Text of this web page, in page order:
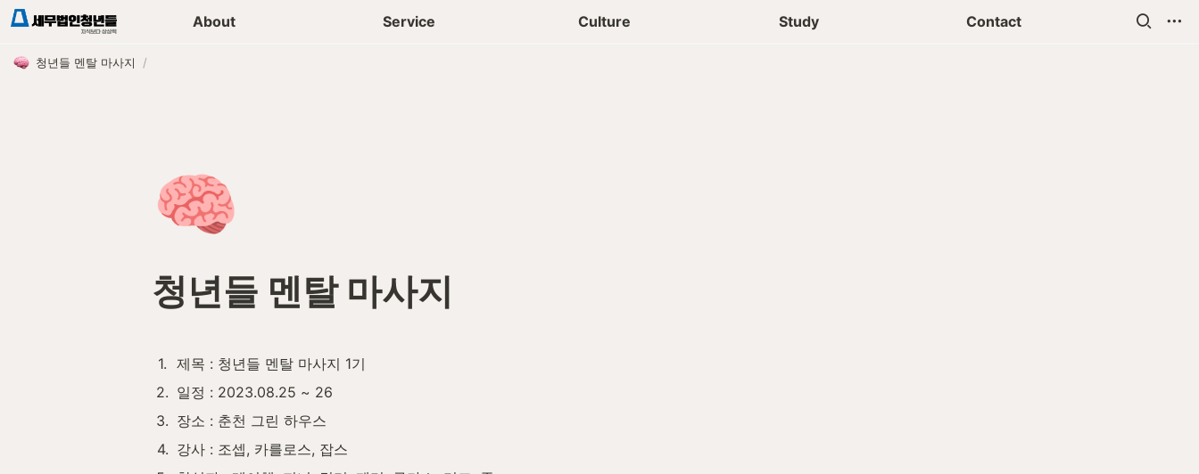
About Service Culture Study Contact
청년들 멘탈 마사지 /
세무가이드 콘텐츠 기장상담신청 청년들 일상
🧠
청년들 멘탈 마사지
1. 제목 : 청년들 멘탈 마사지 1기
2. 일정 : 2023.08.25 ~ 26
3. 장소 : 춘천 그린 하우스
4. 강사 : 조셉, 카를로스, 잡스